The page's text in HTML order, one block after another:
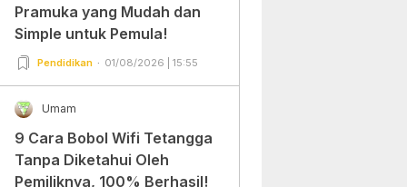
Pramuka yang Mudah dan
Simple untuk Pemula!
Pendidikan 01/08/2026 | 15:55
Umam
9 Cara Bobol Wifi Tetangga
Tanpa Diketahui Oleh
Pemiliknya, 100% Berhasil!